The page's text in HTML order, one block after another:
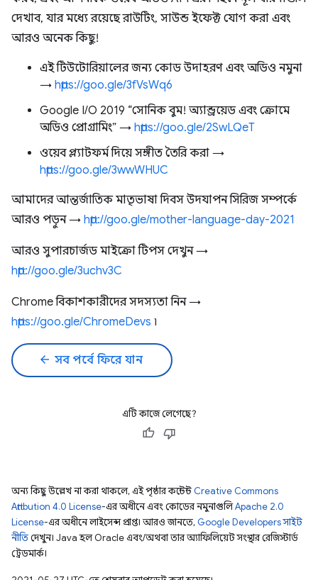
দেখাব, যার মধ্যে রয়েছে রাউটিং, সাউন্ড ইফেক্ট যোগ করা এবং
আরও অনেক কিছু!
এই টিউটোরিয়ালের জন্য কোড উদাহরণ এবং অডিও নমুনা
→ https://goo.gle/3fVsWq6
Google I/O 2019 “সোনিক বুম! অ্যান্ড্রয়েড এবং ক্রোমে
অডিও প্রোগ্রামিং” → https://goo.gle/2SwLQeT
ওয়েব প্ল্যাটফর্ম দিয়ে সঙ্গীত তৈরি করা →
https://goo.gle/3wwWHUC
আমাদের আন্তর্জাতিক মাতৃভাষা দিবস উদযাপন সিরিজ সম্পর্কে
আরও পড়ুন → http://goo.gle/mother-language-day-2021
আরও সুপারচার্জড মাইক্রো টিপস দেখুন →
http://goo.gle/3uchv3C
Chrome বিকাশকারীদের সদস্যতা নিন →
https://goo.gle/ChromeDevs ৷
arrow_back সব পর্বে ফিরে যান
এটি কাজে লেগেছে?
অন্য কিছু উল্লেখ না করা থাকলে, এই পৃষ্ঠার কন্টেন্ট Creative Commons
Attribution 4.0 License-এর অধীনে এবং কোডের নমুনাগুলিApache 2.0
License-এর অধীনে লাইসেন্স প্রাপ্ত। আরও জানতে, Google Developers সাইট
নীতিদেখুন। Java হল Oracle এবং/অথবা তার অ্যাফিলিয়েট সংস্থার রেজিস্টার্ড
ট্রেডমার্ক।